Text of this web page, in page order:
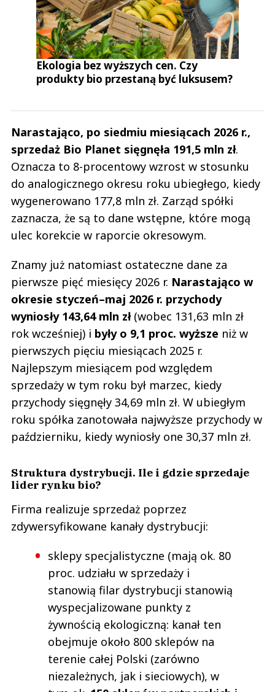
Ekologia bez wyższych cen. Czy
produkty bio przestaną być luksusem?
Narastająco, po siedmiu miesiącach 2026 r.,
sprzedaż Bio Planet sięgnęła 191,5 mln zł.
Oznacza to 8-procentowy wzrost w stosunku
do analogicznego okresu roku ubiegłego, kiedy
wygenerowano 177,8 mln zł. Zarząd spółki
zaznacza, że są to dane wstępne, które mogą
ulec korekcie w raporcie okresowym.
Znamy już natomiast ostateczne dane za
pierwsze pięć miesięcy 2026 r. Narastająco w
okresie styczeń–maj 2026 r. przychody
wyniosły 143,64 mln zł (wobec 131,63 mln zł
rok wcześniej) i były o 9,1 proc. wyższe niż w
pierwszych pięciu miesiącach 2025 r.
Najlepszym miesiącem pod względem
sprzedaży w tym roku był marzec, kiedy
przychody sięgnęły 34,69 mln zł. W ubiegłym
roku spółka zanotowała najwyższe przychody w
październiku, kiedy wyniosły one 30,37 mln zł.
Struktura dystrybucji. Ile i gdzie sprzedaje
lider rynku bio?
Firma realizuje sprzedaż poprzez
zdywersyfikowane kanały dystrybucji:
sklepy specjalistyczne (mają ok. 80
proc. udziału w sprzedaży i
stanowią filar dystrybucji stanowią
wyspecjalizowane punkty z
żywnością ekologiczną: kanał ten
obejmuje około 800 sklepów na
terenie całej Polski (zarówno
niezależnych, jak i sieciowych), w